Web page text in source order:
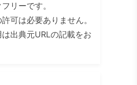
リーです。
可は必要ありません。
出典元URLの記載をお